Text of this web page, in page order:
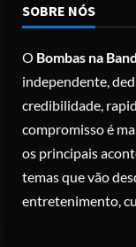
3
4
SOBRE NÓS
O Bombas na
independente,
credibilidade,
compromisso é
os principais
temas que vão
entretenimento,